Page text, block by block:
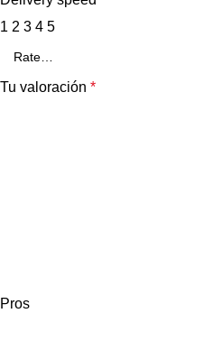
1 2 3 4 5
Tu valoración *
Pros